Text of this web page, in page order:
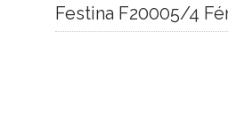
Festina F20005/4